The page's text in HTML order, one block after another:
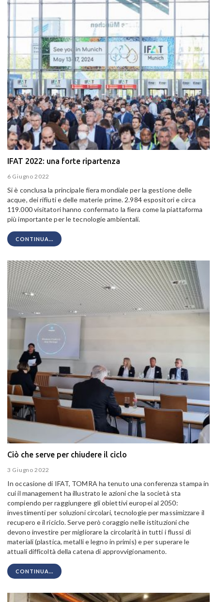
IFAT 2022: una forte ripartenza
6 Giugno 2022
Si è conclusa la principale fiera mondiale per la gestione delle
acque, dei rifiuti e delle materie prime. 2.984 espositori e circa
119.000 visitatori hanno confermato la fiera come la piattaforma
più importante per le tecnologie ambientali.
CONTINUA...
Ciò che serve per chiudere il ciclo
3 Giugno 2022
In occasione di IFAT, TOMRA ha tenuto una conferenza stampa in
cui il management ha illustrato le azioni che la società sta
compiendo per raggiungere gli obiettivi europei al 2050:
investimenti per soluzioni circolari, tecnologie per massimizzare il
recupero e il riciclo. Serve però coraggio nelle istituzioni che
devono investire per migliorare la circolarità in tutti i flussi di
materiali (plastica, metalli e legno in primis) e per superare le
attuali difficoltà della catena di approvvigionamento.
CONTINUA...